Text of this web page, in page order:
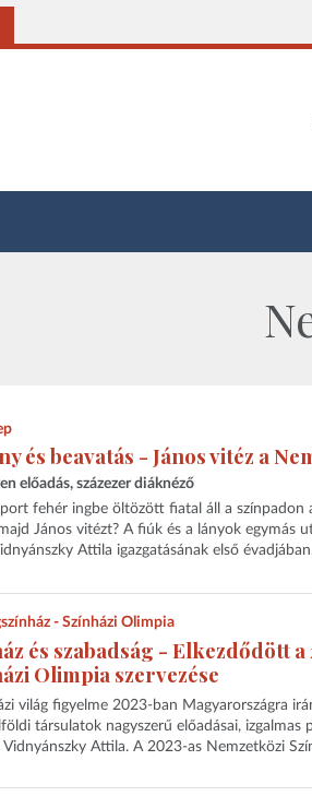
és beavatás - János vitéz a
előadás, százezer diáknéző
fehér ingbe öltözött fiatal áll a színpadon
János vitézt? A fiúk és a lányok egymás
Attila igazgatásának első
- Színházi Olimpia
és szabadság - Elkezdődött
Olimpia szervezése
világ figyelme 2023-ban Magyarországra
társulatok nagyszerű előadásai,
Attila. A 2023-as Nemzetközi